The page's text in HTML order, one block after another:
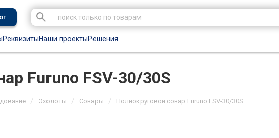
РеквизитыНаши проектыРешения
Furuno FSV-30/30S
/ Эхолоты / Сонары / Полнокруговой сонар Furuno FSV-30/30S